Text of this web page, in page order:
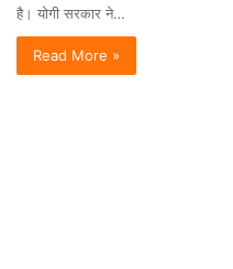
है। योगी सरकार ने…
Read More »